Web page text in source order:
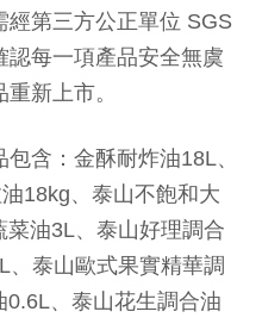
經第三方公正單位 SGS
認每一項產品安全無虞
新上市。
含：金酥耐炸油18L、
18kg、泰山不飽和大
油3L、泰山好理調合
泰山歐式果實精華調
、泰山花生調合油